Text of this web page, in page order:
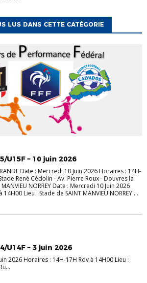
LUS DANS CETTE CATÉGORIE
U15F – 10 juin 2026
Date : Mercredi 10 Juin 2026 Horaires : 14H-
René Cédolin - Av. Pierre Roux - Douvres la
NORREY Date : Mercredi 10 Juin 2026
Lieu : Stade de SAINT MANVIEU NORREY ...
U14F – 3 juin 2026
2026 Horaires : 14H-17H Rdv à 14H00 Lieu :